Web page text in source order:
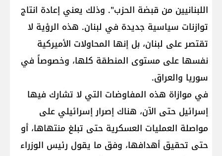
اللبنانيين من قبضة الحزب". وذلك يعني إعادة انتاج
توازنات سياسية جديدة في لبنان. هذه الرؤية لا
تقتصر على لبنان، بل إنها المحاولات الأميركية
نفسها على مستوى المنطقة كلها، وخصوصاً في
سوريا والعراق.
في موازاة هذه المفاوضات التي لا تشارك فيها
إسرائيل حتى الآن، هناك إصرار إسرائيلي على
مواصلة العمليات العسكرية حتى تبلغ منتهاها، أو
حتى تحقيق أهدافها، وفق ما يقول رئيس الوزراء